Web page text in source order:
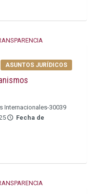
ASUNTOS JURÍDICOS
Internacionales-30039
Fecha de